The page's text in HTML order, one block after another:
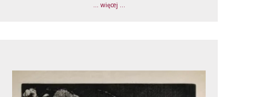
... więcej ...